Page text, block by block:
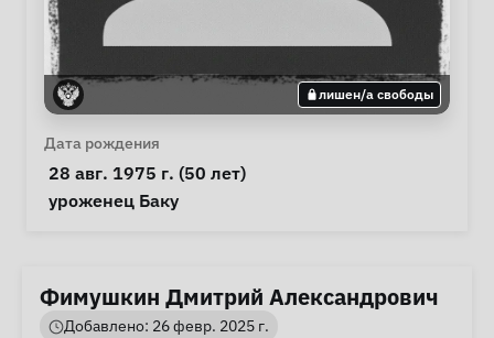
лишен/а свободы
Личная информация
Дата рождения
28 авг. 1975 г. (50 лет)
Примечания
уроженец Баку
Фимушкин Дмитрий Александрович
Добавлено: 26 февр. 2025 г.